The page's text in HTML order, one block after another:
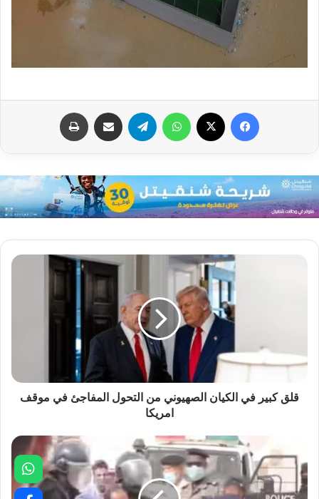
فيسبوك واتساب تيلقرام مشاركة عبر البريد
قلق كبير في الكيان الصهيوني من التحول المفاجئ في موقف
امريكا